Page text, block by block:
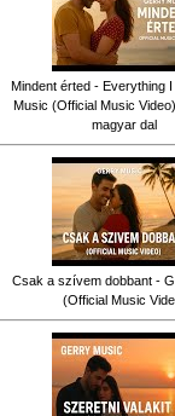
Mindent érted - Everything
Music (Official Music
magyar dal
Csak a szívem dobbant -
(Official Music